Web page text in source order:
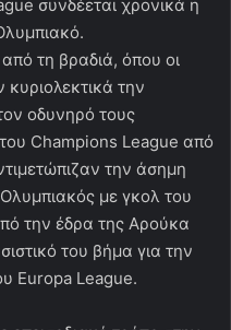
συνδέεται χρονικά η
τη βραδιά, όπου οι
την
οδυνηρό τους
Champions League από
την άσημη
με γκολ του
την έδρα της Αρούκα
του βήμα για την
Europa League.